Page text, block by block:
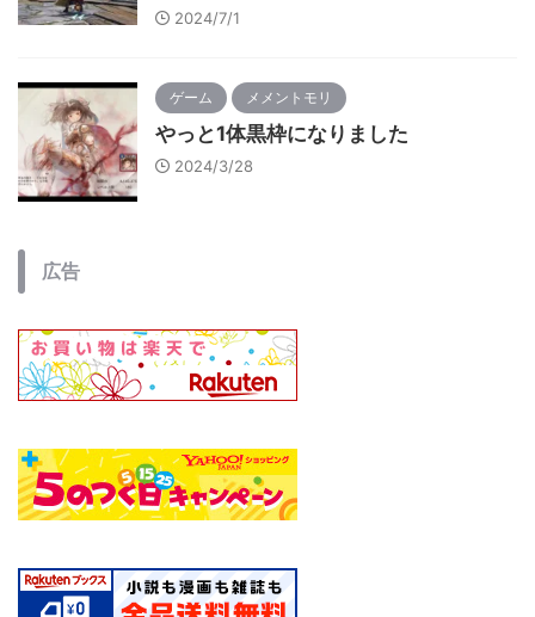
2024/7/1
ゲーム メメントモリ
やっと1体黒枠になりました
2024/3/28
広告